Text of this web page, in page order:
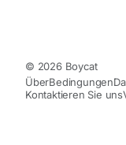
© 2026 Boycat
ÜberBedingungen
Kontaktieren Sie uns